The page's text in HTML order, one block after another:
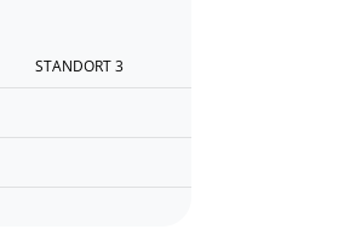
STANDORT 3